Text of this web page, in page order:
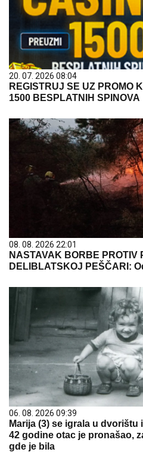
20. 07. 2026 08:04
REGISTRUJ SE UZ PROMO
1500 BESPLATNIH SPINOVA
08. 08. 2026 22:01
NASTAVAK BORBE PROTIV
DELIBLATSKOJ PEŠČARI:
06. 08. 2026 09:39
Marija (3) se igrala u
42 godine otac je pronašao,
gde je bila